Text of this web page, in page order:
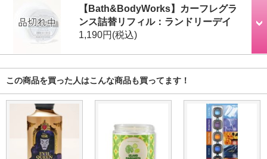
【Bath&BodyWorks】カーフレグラ
ンス詰替リフィル：ランドリーデイ
1,190円(税込)
この商品を買った人はこんな商品も買ってます！